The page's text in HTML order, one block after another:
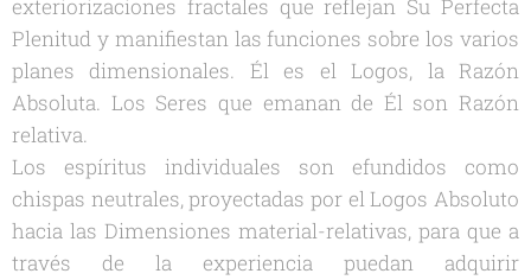
exteriorizaciones fractales que reflejan Su Perfecta
Plenitud y manifiestan las funciones sobre los varios
planes dimensionales. Él es el Logos, la Razón
Absoluta. Los Seres que emanan de Él son Razón
relativa.
Los espíritus individuales son efundidos como
chispas neutrales, proyectadas por el Logos Absoluto
hacia las Dimensiones material-relativas, para que a
través de la experiencia puedan adquirir